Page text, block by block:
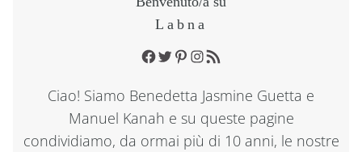
Labna
Facebook
TwitterPinterest
Instagram
RSS Feed
Ciao! Siamo Benedetta Jasmine Guetta e
Manuel Kanah e su queste pagine
condividiamo, da ormai più di 10 anni, le nostre